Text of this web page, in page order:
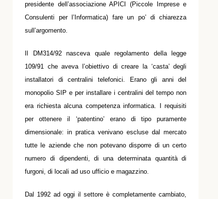
presidente dell’associazione APICI (Piccole Imprese e
Consulenti per l’Informatica) fare un po’ di chiarezza
sull’argomento.
Il DM314/92 nasceva quale regolamento della legge
109/91 che aveva l’obiettivo di creare la ‘casta’ degli
installatori di centralini telefonici. Erano gli anni del
monopolio SIP e per installare i centralini del tempo non
era richiesta alcuna competenza informatica. I requisiti
per ottenere il ‘patentino’ erano di tipo puramente
dimensionale: in pratica venivano escluse dal mercato
tutte le aziende che non potevano disporre di un certo
numero di dipendenti, di una determinata quantità di
furgoni, di locali ad uso ufficio e magazzino.
Dal 1992 ad oggi il settore è completamente cambiato,